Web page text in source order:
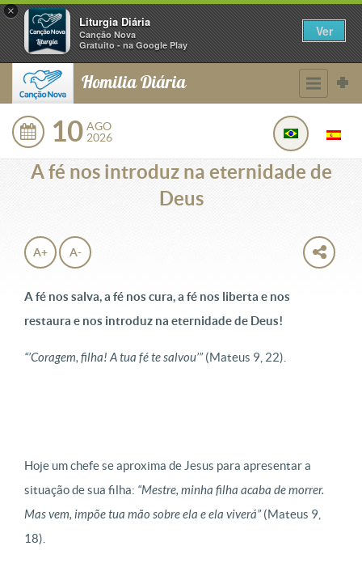
×
Liturgia Diária
Canção Nova
Gratuito - na Google Play
Ver
Homilia Diária
10 AGO
2026
A fé nos introduz na eternidade de
Deus
A+ A-
A fé nos salva, a fé nos cura, a fé nos liberta e nos
restaura e nos introduz na eternidade de Deus!
“’Coragem, filha! A tua fé te salvou’”(Mateus 9, 22).
Hoje um chefe se aproxima de Jesus para apresentar a
situação de sua filha: “Mestre, minha filha acaba de morrer.
Mas vem, impõe tua mão sobre ela e ela viverá”(Mateus 9,
18).